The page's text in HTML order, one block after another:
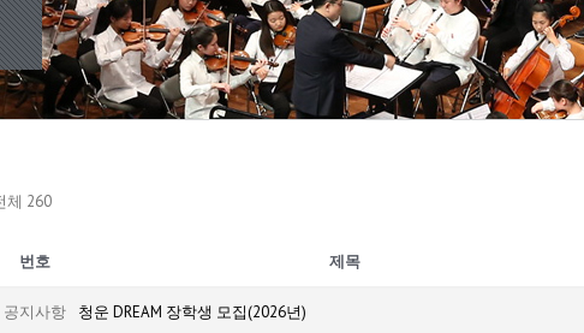
체 260
번호 제목
공지사항 청운 DREAM 장학생 모집(2026년)